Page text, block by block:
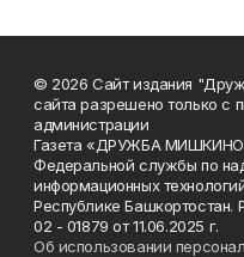
© 2026 Сайт издания
сайта разрешено только с
администрации
Газета «ДРУЖБА МИШКИНО»
Федеральной службы по
информационных
Республике
02 - 01879 от 11.06.2025 г.
Об использовании